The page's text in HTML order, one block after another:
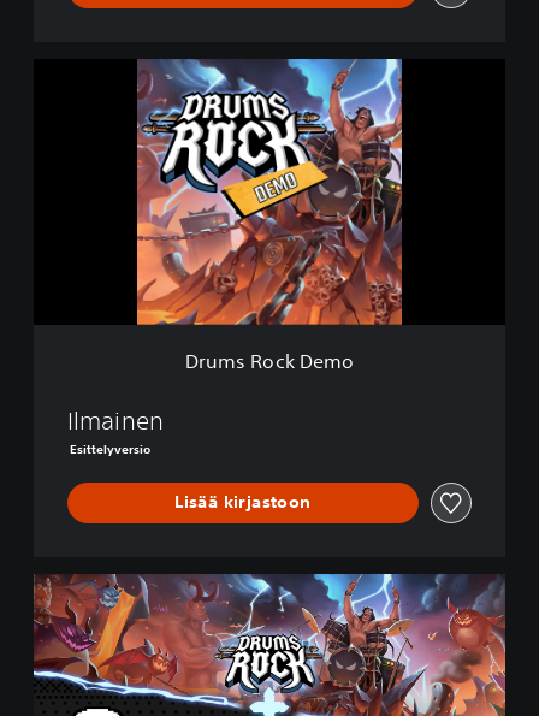
m
Drums Rock Demo
Ilmainen
Esittelyversio
Lisää kirjastoon
U
n
d
e
r
t